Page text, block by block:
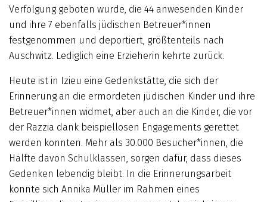
Verfolgung geboten wurde, die 44 anwesenden Kinder
und ihre 7 ebenfalls jüdischen Betreuer*innen
festgenommen und deportiert, größtenteils nach
Auschwitz. Lediglich eine Erzieherin kehrte zurück.
Heute ist in Izieu eine Gedenkstätte, die sich der
Erinnerung an die ermordeten jüdischen Kinder und ihre
Betreuer*innen widmet, aber auch an die Kinder, die vor
der Razzia dank beispiellosen Engagements gerettet
werden konnten. Mehr als 30.000 Besucher*innen, die
Hälfte davon Schulklassen, sorgen dafür, dass dieses
Gedenken lebendig bleibt. In die Erinnerungsarbeit
konnte sich Annika Müller im Rahmen eines